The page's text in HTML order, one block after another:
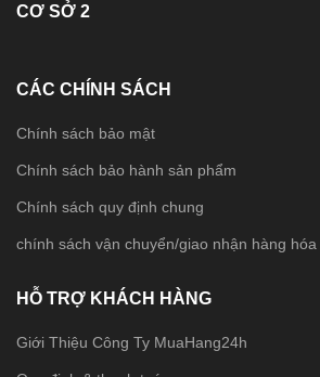
CƠ SỞ 2
CÁC CHÍNH SÁCH
Chính sách bảo mật
Chính sách bảo hành sản phẩm
Chính sách quy định chung
chính sách vận chuyển/giao nhận hàng hóa
HỖ TRỢ KHÁCH HÀNG
Giới Thiệu Công Ty MuaHang24h